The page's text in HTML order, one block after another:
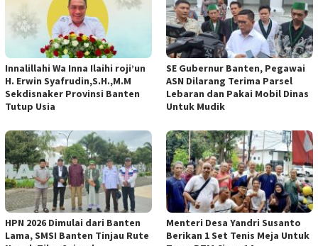
Innalillahi Wa Inna Ilaihi roji’un
H. Erwin Syafrudin,S.H.,M.M
Sekdisnaker Provinsi Banten
Tutup Usia
SE Gubernur Banten, Pegawai
ASN Dilarang Terima Parsel
Lebaran dan Pakai Mobil Dinas
Untuk Mudik
HPN 2026 Dimulai dari Banten
Lama, SMSI Banten Tinjau Rute
Menteri Desa Yandri Susanto
Berikan 1 Set Tenis Meja Untuk